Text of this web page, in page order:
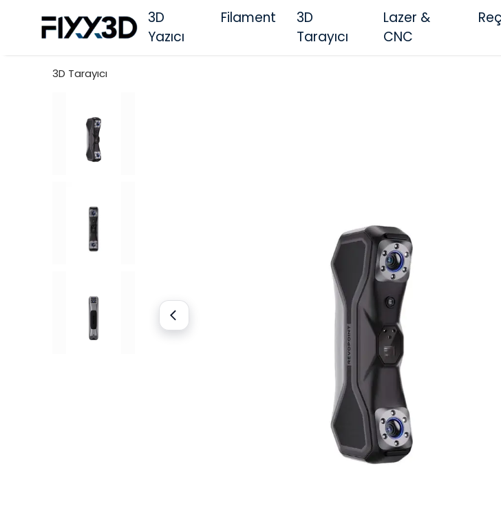
3D
Yazıcı
Filament
3D
Tarayıcı
Lazer &
CNC
3D Tarayıcı